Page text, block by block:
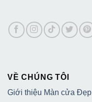
VỀ CHÚNG TÔI
Giới thiệu Màn cửa Đẹp